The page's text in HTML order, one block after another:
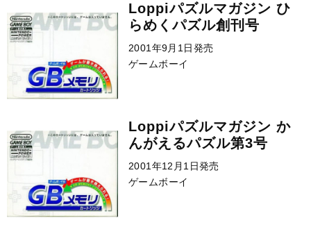
Loppiパズルマガジン ひ
らめくパズル創刊号
2001年9月1日発売
ゲームボーイ
Loppiパズルマガジン か
んがえるパズル第3号
2001年12月1日発売
ゲームボーイ